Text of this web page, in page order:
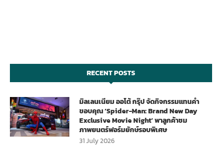
RECENT POSTS
มิลเลนเนียม ออโต้ กรุ๊ป จัดกิจกรรมแทนคำ
ขอบคุณ ‘Spider-Man: Brand New Day
Exclusive Movie Night’ พาลูกค้าชม
ภาพยนตร์ฟอร์มยักษ์รอบพิเศษ
31 July 2026